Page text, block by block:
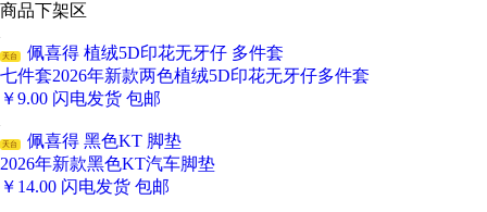
商品下架区
天台
佩喜得 植绒5D印花无牙仔 多件套
七件套2026年新款两色植绒5D印花无牙仔多件套
￥9.00 闪电发货 包邮
天台
佩喜得 黑色KT 脚垫
2026年新款黑色KT汽车脚垫
￥ 14.00 闪电发货 包邮